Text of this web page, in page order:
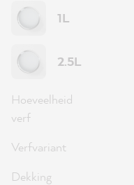
1L
2.5L
Hoeveelheid
verf
Verfvariant
Dekking